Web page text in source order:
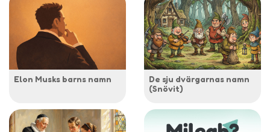
Elon Musks barns namn
De sju dvärgarnas namn
(Snövit)